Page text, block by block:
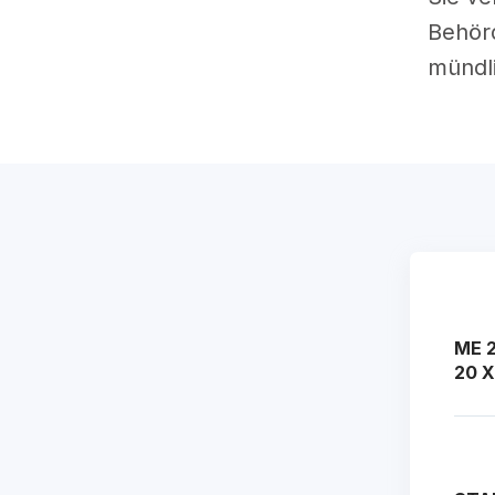
ME
20 X